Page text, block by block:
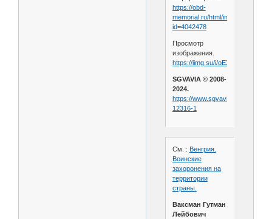
https://obd-
memorial.ru/html/info.htm?
id=4042478
Просмотр
изображения.
https://iimg.su/i/oEXTv
SGVAVIA © 2008-
2024.
https://www.sgvavia.ru/forum/
12316-1
См. : Венгрия.
Воинские
захоронения на
территории
страны.
Ваксман Гутман
Лейбович